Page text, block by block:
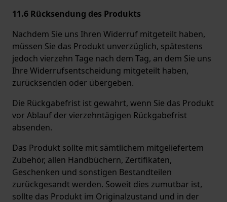
11.6 Rücksendung des Produkts
Nachdem Sie uns Ihren Widerruf mitgeteilt haben,
müssen Sie das Produkt unverzüglich, spätestens
jedoch vierzehn Tage nach dem Tag, an dem Sie uns
Ihre Widerrufsentscheidung mitgeteilt haben,
zurücksenden oder übergeben.
Die Rückgabefrist ist gewahrt, wenn Sie das Produkt
vor Ablauf der vierzehntägigen Rückgabefrist
absenden.
Das Produkt sollte mit sämtlichem mitgeliefertem
Zubehör, allen Handbüchern, Zertifikaten,
Geschenken und sonstigen Bestandteilen
zurückgesandt werden. Soweit dies zumutbar ist,
sollte das Produkt im Originalzustand und in der